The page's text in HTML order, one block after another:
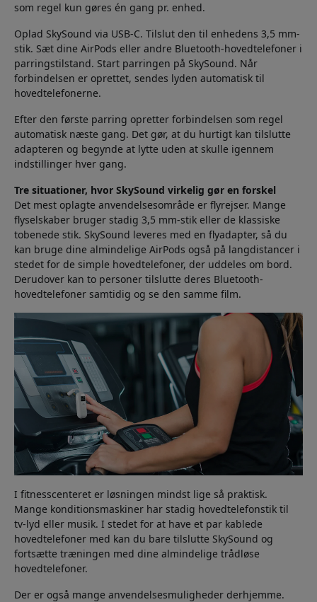
som regel kun gøres én gang pr. enhed.
Oplad SkySound via USB-C. Tilslut den til enhedens 3,5 mm-
stik. Sæt dine AirPods eller andre Bluetooth-hovedtelefoner i
parringstilstand. Start parringen på SkySound. Når
forbindelsen er oprettet, sendes lyden automatisk til
hovedtelefonerne.
Efter den første parring opretter forbindelsen som regel
automatisk næste gang. Det gør, at du hurtigt kan tilslutte
adapteren og begynde at lytte uden at skulle igennem
indstillinger hver gang.
Tre situationer, hvor SkySound virkelig gør en forskel
Det mest oplagte anvendelsesområde er flyrejser. Mange
flyselskaber bruger stadig 3,5 mm-stik eller de klassiske
tobenede stik. SkySound leveres med en flyadapter, så du
kan bruge dine almindelige AirPods også på langdistancer i
stedet for de simple hovedtelefoner, der uddeles om bord.
Derudover kan to personer tilslutte deres Bluetooth-
hovedtelefoner samtidig og se den samme film.
I fitnesscenteret er løsningen mindst lige så praktisk.
Mange konditionsmaskiner har stadig hovedtelefonstik til
tv-lyd eller musik. I stedet for at have et par kablede
hovedtelefoner med kan du bare tilslutte SkySound og
fortsætte træningen med dine almindelige trådløse
hovedtelefoner.
Der er også mange anvendelsesmuligheder derhjemme.